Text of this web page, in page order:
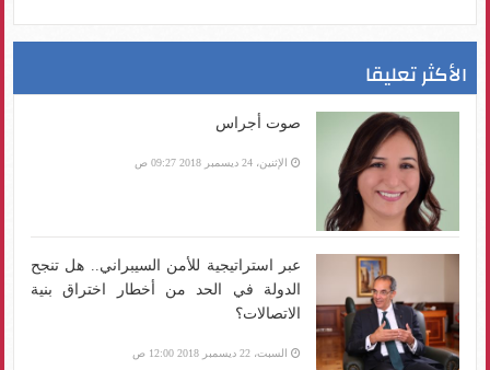
الأكثر تعليقا
صوت أجراس
الإثنين، 24 ديسمبر 2018 09:27 ص
عبر استراتيجية للأمن السيبراني.. هل تنجح
الدولة في الحد من أخطار اختراق بنية
الاتصالات؟
السبت، 22 ديسمبر 2018 12:00 ص